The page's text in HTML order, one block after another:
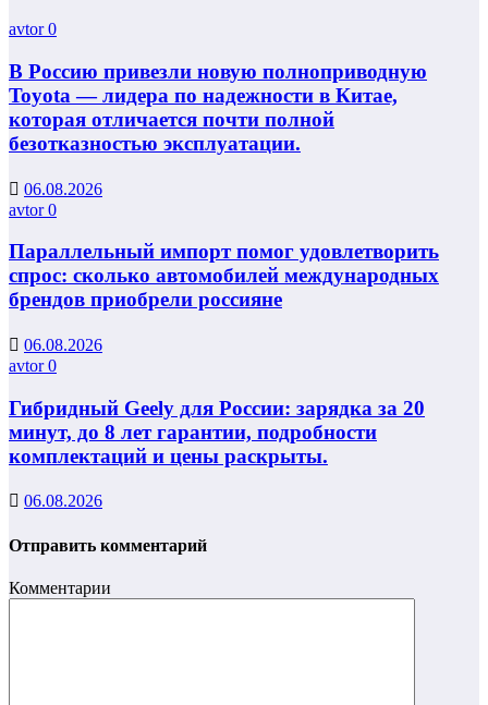
avtor0
В Россию привезли новую полноприводную
Toyota — лидера по надежности в Китае,
которая отличается почти полной
безотказностью эксплуатации.
06.08.2026
avtor0
Параллельный импорт помог удовлетворить
спрос: сколько автомобилей международных
брендов приобрели россияне
06.08.2026
avtor0
Гибридный Geely для России: зарядка за 20
минут, до 8 лет гарантии, подробности
комплектаций и цены раскрыты.
06.08.2026
Отправить комментарий
Комментарии